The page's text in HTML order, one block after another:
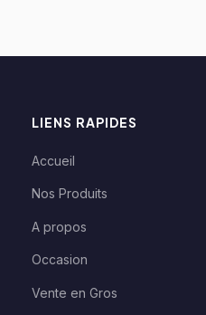
LIENS RAPIDES
Accueil
Nos Produits
A propos
Occasion
Vente en Gros